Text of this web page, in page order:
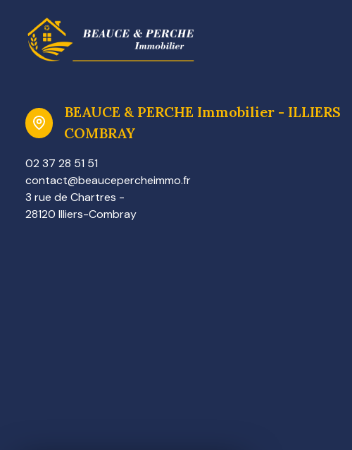
BEAUCE & PERCHE Immobilier - ILLIERS
COMBRAY
02 37 28 51 51
contact@beaucepercheimmo.fr
3 rue de Chartres -
28120 Illiers-Combray